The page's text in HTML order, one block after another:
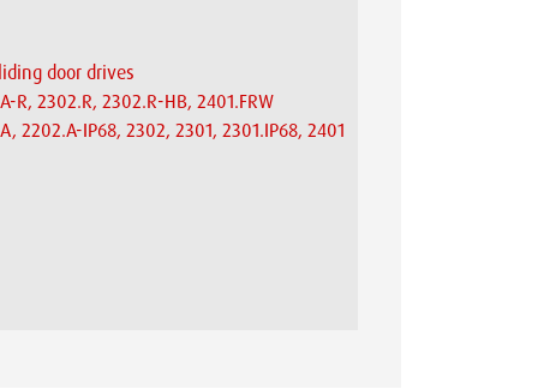
door drives
R, 2302.R, 2302.R-HB, 2401.FRW
2202.A-IP68, 2302, 2301, 2301.IP68, 2401